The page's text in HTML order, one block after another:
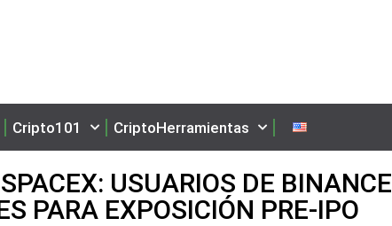
Cripto101 CriptoHerramientas
USUARIOS DE BINANCE
PARA EXPOSICIÓN PRE-IPO